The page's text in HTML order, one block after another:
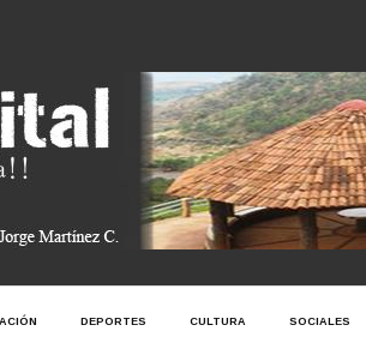
DEPORTES CULTURA SOCIALES